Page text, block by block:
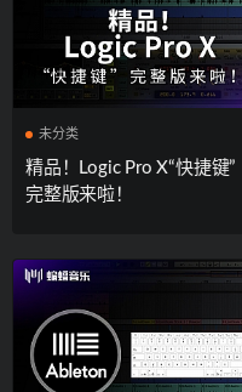
未分类
精品！Logic Pro X“快捷键”
完整版来啦！